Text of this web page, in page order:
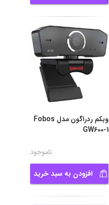
وبکم ردراگون مدل Fobos
GW600-1
ناموجود
افزودن به سبد خرید